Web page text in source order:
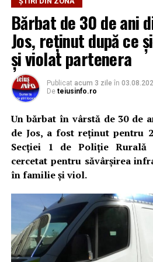
Bărbat de 30 de ani
Jos, reținut după ce
și violat partenera
Publicat acum 3 zile în
De teiusinfo.ro
Un bărbat în vârstă de 30 de
de Jos, a fost reținut pentru
Secției 1 de Poliție Rurală
cercetat pentru săvârșirea
în familie și viol.